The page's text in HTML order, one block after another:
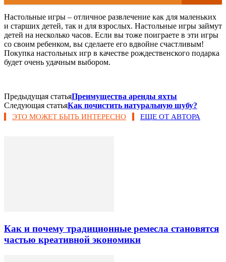
Настольные игры – отличное развлечение как для маленьких
и старших детей, так и для взрослых. Настольные игры займут
детей на несколько часов. Если вы тоже поиграете в эти игры
со своим ребенком, вы сделаете его вдвойне счастливым!
Покупка настольных игр в качестве рождественского подарка
будет очень удачным выбором.
Предыдущая статьяПреимущества аренды яхты
Следующая статьяКак почистить натуральную шубу?
ЭТО МОЖЕТ БЫТЬ ИНТЕРЕСНО ЕЩЕ ОТ АВТОРА
Как и почему традиционные ремесла становятся
частью креативной экономики